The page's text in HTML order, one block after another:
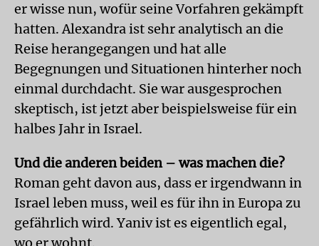
er wisse nun, wofür seine Vorfahren gekämpft
hatten. Alexandra ist sehr analytisch an die
Reise herangegangen und hat alle
Begegnungen und Situationen hinterher noch
einmal durchdacht. Sie war ausgesprochen
skeptisch, ist jetzt aber beispielsweise für ein
halbes Jahr in Israel.
Und die anderen beiden – was machen die?
Roman geht davon aus, dass er irgendwann in
Israel leben muss, weil es für ihn in Europa zu
gefährlich wird. Yaniv ist es eigentlich egal,